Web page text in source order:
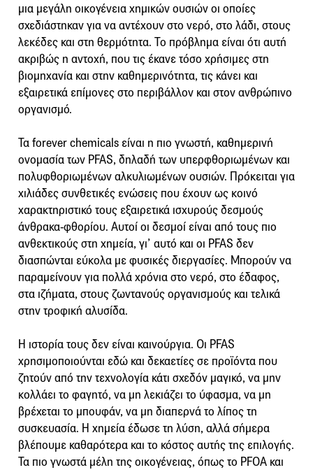
μια μεγάλη οικογένεια χημικών ουσιών οι οποίες
σχεδιάστηκαν για να αντέχουν στο νερό, στο λάδι, στους
λεκέδες και στη θερμότητα. Το πρόβλημα είναι ότι αυτή
ακριβώς η αντοχή, που τις έκανε τόσο χρήσιμες στη
βιομηχανία και στην καθημερινότητα, τις κάνει και
εξαιρετικά επίμονες στο περιβάλλον και στον ανθρώπινο
οργανισμό.
Τα forever chemicals είναι η πιο γνωστή, καθημερινή
ονομασία των PFAS, δηλαδή των υπερφθοριωμένων και
πολυφθοριωμένων αλκυλιωμένων ουσιών. Πρόκειται για
χιλιάδες συνθετικές ενώσεις που έχουν ως κοινό
χαρακτηριστικό τους εξαιρετικά ισχυρούς δεσμούς
άνθρακα-φθορίου. Αυτοί οι δεσμοί είναι από τους πιο
ανθεκτικούς στη χημεία, γι’ αυτό και οι PFAS δεν
διασπώνται εύκολα με φυσικές διεργασίες. Μπορούν να
παραμείνουν για πολλά χρόνια στο νερό, στο έδαφος,
στα ιζήματα, στους ζωντανούς οργανισμούς και τελικά
στην τροφική αλυσίδα.
Η ιστορία τους δεν είναι καινούργια. Οι PFAS
χρησιμοποιούνται εδώ και δεκαετίες σε προϊόντα που
ζητούν από την τεχνολογία κάτι σχεδόν μαγικό, να μην
κολλάει το φαγητό, να μη λεκιάζει το ύφασμα, να μη
βρέχεται το μπουφάν, να μη διαπερνά το λίπος τη
συσκευασία. Η χημεία έδωσε τη λύση, αλλά σήμερα
βλέπουμε καθαρότερα και το κόστος αυτής της επιλογής.
Τα πιο γνωστά μέλη της οικογένειας, όπως το PFOA και